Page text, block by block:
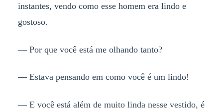
instantes, vendo como esse homem era lindo e
gostoso.
— Por que você está me olhando tanto?
— Estava pensando em como você é um lindo!
— E você está além de muito linda nesse vestido, é